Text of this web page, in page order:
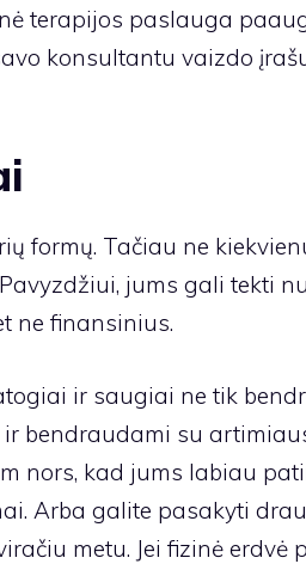
terapijos paslauga
konsultantu vaizdo
formų. Tačiau ne
jums gali tekti
ne finansinius.
ir saugiai ne tik
bendraudami su
nors, kad jums labiau
Arba galite pasakyti
metu. Jei fizinė erdvė